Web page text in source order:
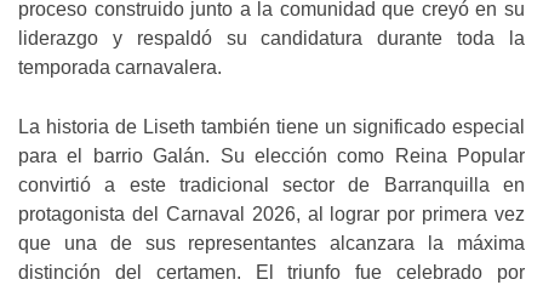
proceso construido junto a la comunidad que creyó en su
liderazgo y respaldó su candidatura durante toda la
temporada carnavalera.
La historia de Liseth también tiene un significado especial
para el barrio Galán. Su elección como Reina Popular
convirtió a este tradicional sector de Barranquilla en
protagonista del Carnaval 2026, al lograr por primera vez
que una de sus representantes alcanzara la máxima
distinción del certamen. El triunfo fue celebrado por